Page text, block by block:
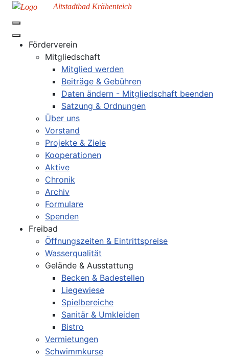
Altstadtbad Krähenteich
Förderverein
Mitgliedschaft
Mitglied werden
Beiträge & Gebühren
Daten ändern - Mitgliedschaft beenden
Satzung & Ordnungen
Über uns
Vorstand
Projekte & Ziele
Kooperationen
Aktive
Chronik
Archiv
Formulare
Spenden
Freibad
Öffnungszeiten & Eintrittspreise
Wasserqualität
Gelände & Ausstattung
Becken & Badestellen
Liegewiese
Spielbereiche
Sanitär & Umkleiden
Bistro
Vermietungen
Schwimmkurse